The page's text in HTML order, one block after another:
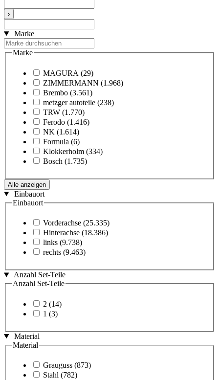
›
Marke
Marke
MAGURA (29)
ZIMMERMANN (1.968)
Brembo (3.561)
metzger autoteile (238)
TRW (1.770)
Ferodo (1.416)
NK (1.614)
Formula (6)
Klokkerholm (334)
Bosch (1.735)
Alle anzeigen
Einbauort
Einbauort
Vorderachse (25.335)
Hinterachse (18.386)
links (9.738)
rechts (9.463)
Anzahl Set-Teile
Anzahl Set-Teile
2 (14)
1 (3)
Material
Material
Grauguss (873)
Stahl (782)